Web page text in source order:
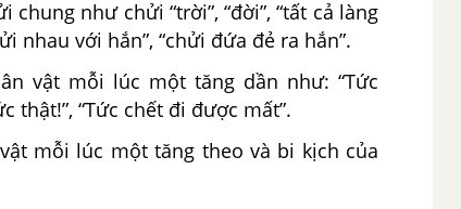
như chửi “trời”, “đời”, “tất cả làng
nhau với hắn”, “chửi đứa đẻ ra hắn”.
vật mỗi lúc một tăng dần như: “Tức
thật!”, “Tức chết đi được mất”.
mỗi lúc một tăng theo và bi kịch của